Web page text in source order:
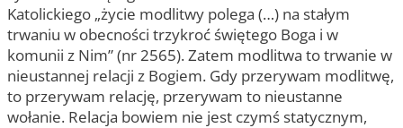
Katolickiego „życie modlitwy polega (…) na stałym
trwaniu w obecności trzykroć świętego Boga i w
komunii z Nim” (nr 2565). Zatem modlitwa to trwanie w
nieustannej relacji z Bogiem. Gdy przerywam modlitwę,
to przerywam relację, przerywam to nieustanne
wołanie. Relacja bowiem nie jest czymś statycznym,